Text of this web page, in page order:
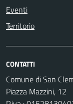
Eventi
Territorio
CONTATTI
Comune di San
Piazza Mazzini, 12